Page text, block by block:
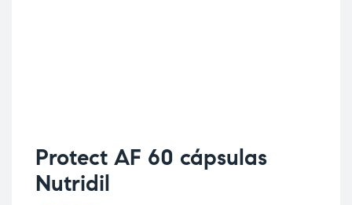
Protect AF 60 cápsulas
Nutridil